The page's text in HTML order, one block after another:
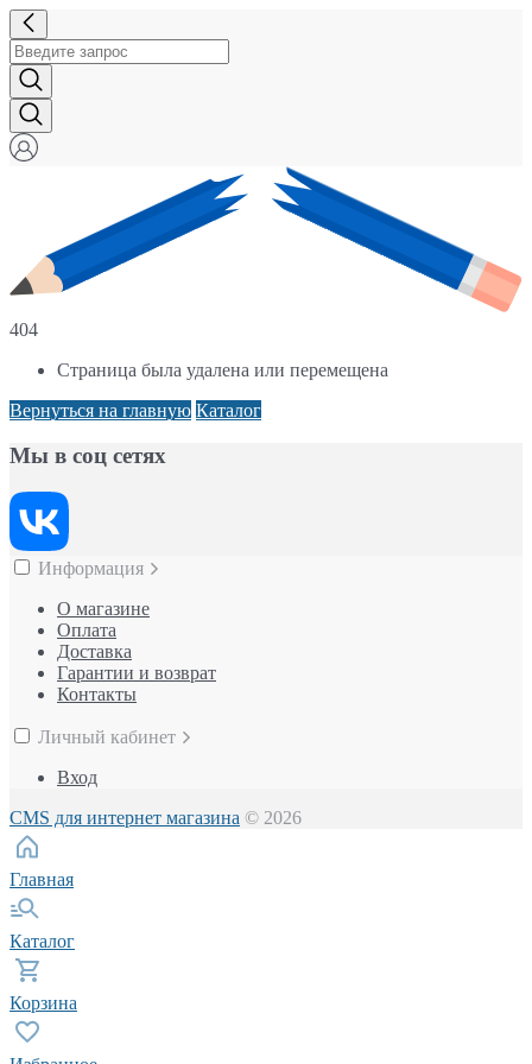
404
Страница была удалена или перемещена
Вернуться на главную Каталог
Мы в соц сетях
Информация
О магазине
Оплата
Доставка
Гарантии и возврат
Контакты
Личный кабинет
Вход
CMS для интернет магазина © 2026
Главная
Каталог
Корзина